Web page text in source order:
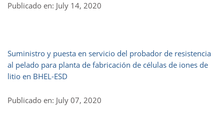
Publicado en: July 14, 2020
Suministro y puesta en servicio del probador de resistencia
al pelado para planta de fabricación de células de iones de
litio en BHEL-ESD
Publicado en: July 07, 2020